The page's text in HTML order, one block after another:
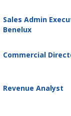
Sales Admin
Benelux
Commercial
Revenue Analyst